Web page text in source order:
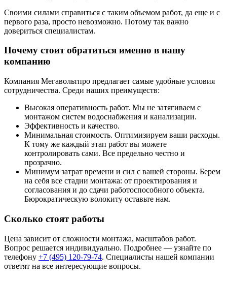
Своими силами справиться с таким объемом работ, да еще и с
первого раза, просто невозможно. Потому так важно
довериться специалистам.
Почему стоит обратиться именно в нашу
компанию
Компания Мегавольтпро предлагает самые удобные условия
сотрудничества. Среди наших преимуществ:
Высокая оперативность работ. Мы не затягиваем с
монтажом систем водоснабжения и канализации.
Эффективность и качество.
Минимальная стоимость. Оптимизируем ваши расходы.
К тому же каждый этап работ вы можете
контролировать сами. Все предельно честно и
прозрачно.
Минимум затрат времени и сил с вашей стороны. Берем
на себя все стадии монтажа: от проектирования и
согласования и до сдачи работоспособного объекта.
Бюрократическую волокиту оставьте нам.
Сколько стоят работы
Цена зависит от сложности монтажа, масштабов работ.
Вопрос решается индивидуально. Подробнее — узнайте по
телефону +7 (495) 120-79-74. Специалисты нашей компании
ответят на все интересующие вопросы.